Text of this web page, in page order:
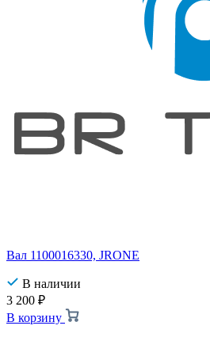
Вал 1100016330, JRONE
В наличии
3 200 ₽
В корзину